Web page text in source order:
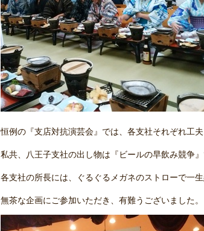
恒例の『支店対抗演芸会』では、各支社それぞれ工
私共、八王子支社の出し物は『ビールの早飲み競争』
各支社の所長には、ぐるぐるメガネのストローで一
無茶な企画にご参加いただき、有難うございました。